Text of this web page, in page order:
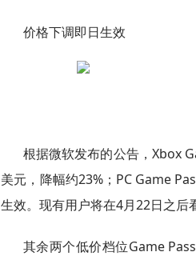
价格下调即日生效
根据微软发布的公告，Xbox
美元，降幅约23%；PC Game
生效。现有用户将在4月22日之后
其余两个低价档位Game